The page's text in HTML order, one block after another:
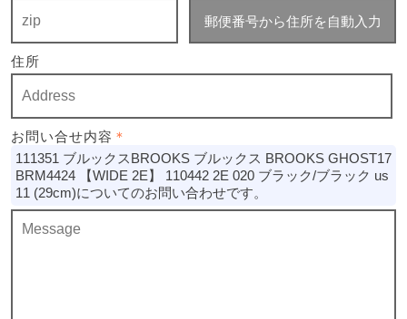
郵便番号から住所を自動入力
住所
お問い合せ内容 ＊
111351 ブルックスBROOKS ブルックス BROOKS GHOST17
BRM4424 【WIDE 2E】 110442 2E 020 ブラック/ブラック us
11 (29cm)についてのお問い合わせです。